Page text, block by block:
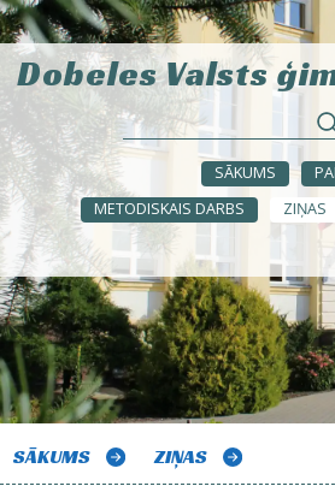
Dobeles Valsts
SĀKUMS
METODISKAIS DARBS
ZIŅAS
SĀKUMS ZIŅAS